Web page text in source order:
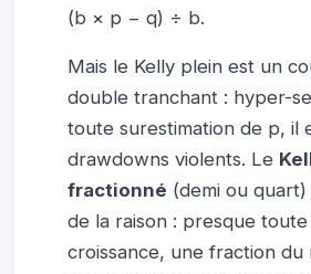
(b × p − q) ÷ b.
Mais le Kelly plein est un
double tranchant : hyper-
toute surestimation de p, il
drawdowns violents. Le
fractionné (demi ou
de la raison : presque toute
croissance, une fraction du